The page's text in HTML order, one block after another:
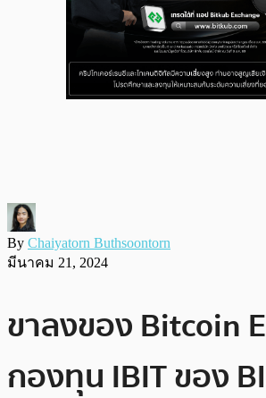
By Chaiyatorn Buthsoontorn
มีนาคม 21, 2024
ขาลงของ Bitcoin
กองทุน IBIT ของ